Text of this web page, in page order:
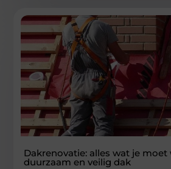
Dakrenovatie: alles wat je moet
duurzaam en veilig dak